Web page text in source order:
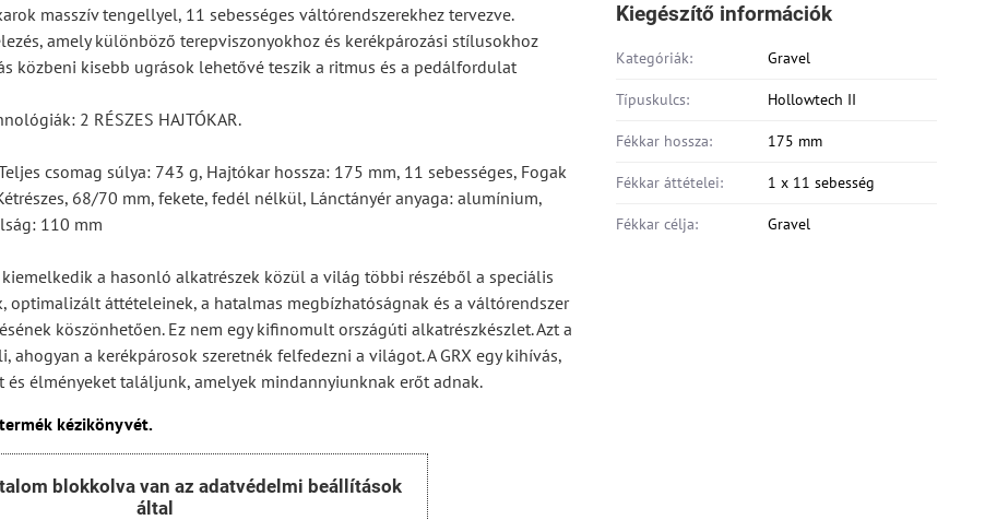
masszív tengellyel, 11 sebességes váltórendszerekhez tervezve.
amely különböző terepviszonyokhoz és kerékpározási stílusokhoz
közbeni kisebb ugrások lehetővé teszik a ritmus és a pedálfordulat
2 RÉSZES HAJTÓKAR.
csomag súlya: 743 g, Hajtókar hossza: 175 mm, 11 sebességes, Fogak
68/70 mm, fekete, fedél nélkül, Lánctányér anyaga: alumínium,
110 mm
kiemelkedik a hasonló alkatrészek közül a világ többi részéből a speciális
optimalizált áttételeinek, a hatalmas megbízhatóságnak és a váltórendszer
köszönhetően. Ez nem egy kifinomult országúti alkatrészkészlet. Azt a
ahogyan a kerékpárosok szeretnék felfedezni a világot. A GRX egy kihívás,
és élményeket találjunk, amelyek mindannyiunknak erőt adnak.
kézikönyvét.
blokkolva van az adatvédelmi beállítások
által
Kiegészítő információk
Kategóriák: Gravel
Típuskulcs: Hollowtech II
Fékkar hossza: 175 mm
Fékkar áttételei: 1 x 11 sebesség
Fékkar célja: Gravel